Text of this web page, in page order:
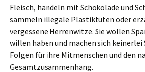
Fleisch, handeln mit Schokolade und
sammeln illegale Plastiktüten oder
vergessene Herrenwitze. Sie wollen
willen haben und machen sich keinerlei
Folgen für ihre Mitmenschen und den
Gesamtzusammenhang.